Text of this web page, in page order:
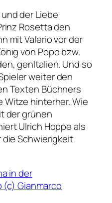
der Liebe
Rosetta den
mit Valerio vor der
von Popo bzw.
genItalien. Und so
weiter den
Texten Büchners
Witze hinterher. Wie
der grünen
Ulrich Hoppe als
die Schwierigkeit